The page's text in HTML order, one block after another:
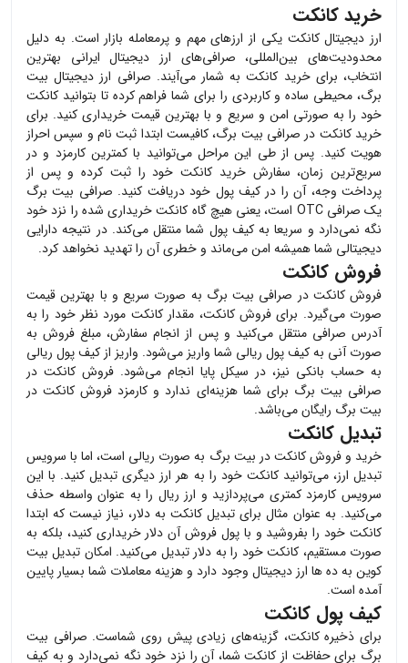
خرید کانکت
ارز دیجیتالکانکت یکی از ارزهای مهم و پرمعامله بازار است. به دلیل
محدودیت‌های بین‌المللی، صرافی‌های ارز دیجیتال ایرانی بهترین
انتخاب، برای خرید کانکتبه شمار می‌آیند. صرافی ارز دیجیتال بیت
برگ، محیطی ساده و کاربردی را برای شما فراهم کرده تا بتوانید کانکت
خود را به صورتی امن و سریع و با بهترین قیمت خریداری کنید. برای
خریدکانکت در صرافی بیت برگ، کافیست ابتدا ثبت نام و سپس احراز
هویت کنید. پس از طی این مراحل می‌توانید با کمترین کارمزد و در
سریع‌ترین زمان، سفارش خرید کانکتخود را ثبت کرده و پس از
پرداخت وجه، آن را در کیف پول خود دریافت کنید. صرافی بیت برگ
یک صرافی OTC است، یعنی هیچ گاه
کانکتخریداری شده را نزد خود
نگه نمی‌دارد و سریعا به کیف پول شما منتقل می‌کند. در نتیجه دارایی
دیجیتالی شما همیشه امن می‌ماند و خطری آن را تهدید نخواهد کرد.
فروش کانکت
فروشکانکت در صرافی بیت برگ به صورت سریع و با بهترین قیمت
صورت می‌گیرد. برای فروشکانکت، مقدارکانکت مورد نظر خود را به
آدرس صرافی منتقل می‌کنید و پس از انجام سفارش، مبلغ فروش به
صورت آنی به کیف پول ریالی شما واریز می‌شود. واریز از کیف پول ریالی
به حساب بانکی نیز، در سیکل پایا انجام می‌شود. فروشکانکت در
صرافی بیت برگ برای شما هزینه‌ای ندارد و کارمزد فروش کانکتدر
بیت برگ رایگان می‌باشد.
تبدیل کانکت
خرید و فروشکانکتدر بیت برگ به صورت ریالی است، اما با سرویس
تبدیل ارز، می‌توانیدکانکت خود را به هر ارز دیگری تبدیل کنید. با این
سرویس کارمزد کمتری می‌پردازید و ارز ریال را به عنوان واسطه حذف
می‌کنید. به عنوان مثال برای تبدیل کانکت به دلار، نیاز نیست که ابتدا
کانکت خود را بفروشید و با پول فروش آن دلار خریداری کنید، بلکه به
صورت مستقیم، کانکتخود را به دلار تبدیل می‌کنید. امکان تبدیل بیت
کوین به ده ها ارز دیجیتال وجود دارد و هزینه معاملات شما بسیار پایین
آمده است.
کیف پول کانکت
برای ذخیرهکانکت، گزینه‌های زیادی پیش روی شماست. صرافی بیت
برگ برای حفاظت از کانکتشما، آن را نزد خود نگه نمی‌دارد و به کیف